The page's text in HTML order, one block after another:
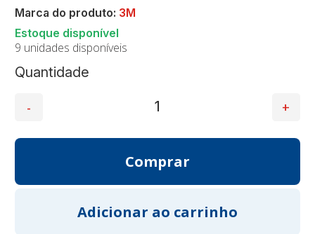
Quantidade
9 unidades disponíveis
Marca do produto: 3M